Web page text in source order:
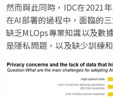
然而與此同時，IDC在2021
在AI部署的過程中，面臨的
缺乏MLOps專業知識以及數
是隱私問題，以及缺少訓練